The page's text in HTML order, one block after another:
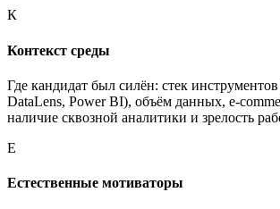
К
Контекст среды
Где кандидат был силён: стек
DataLens, Power BI), объём данных, e-
наличие сквозной аналитики и зрелость
Е
Естественные мотиваторы